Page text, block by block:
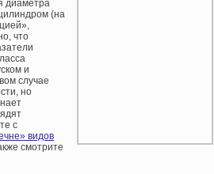
диаметра
(на
что
и
случае
но
с
видов
смотрите